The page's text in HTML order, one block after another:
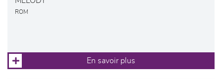
ROM
En savoir plus